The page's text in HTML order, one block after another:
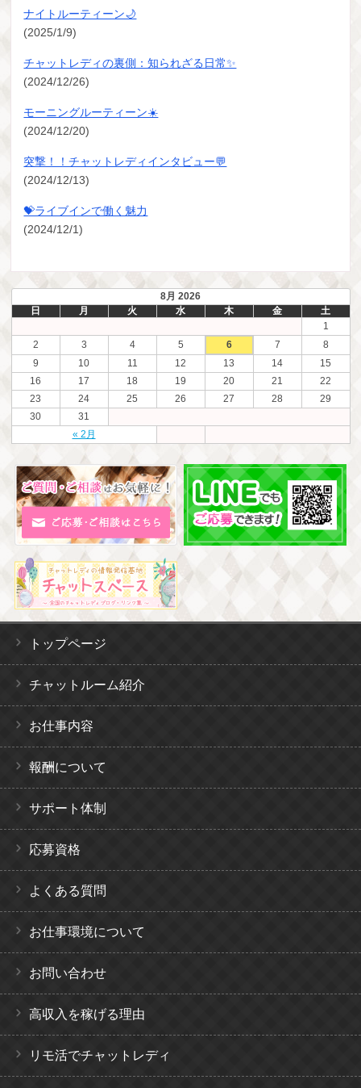
ナイトルーティーン🌙
(2025/1/9)
チャットレディの裏側：知られざる日常✨
(2024/12/26)
モーニングルーティーン☀️
(2024/12/20)
突撃！！チャットレディインタビュー💬
(2024/12/13)
💝ライブインで働く魅力
(2024/12/1)
8月 2026
日
月 火 水 木 金 土
« 2月
1
2
3 4 5 6 7
8
9
10 11 12 13 14
15
16
17 18 19 20 21
22
23
24 25 26 27 28
29
30
31
トップページ
チャットルーム紹介
お仕事内容
報酬について
サポート体制
応募資格
よくある質問
お仕事環境について
お問い合わせ
高収入を稼げる理由
リモ活でチャットレディ